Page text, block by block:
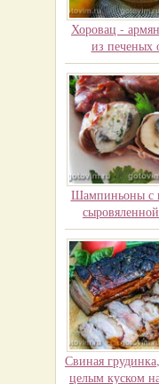
Хоровац -
из печеных
Шампиньоны с
Свиная
целым куском